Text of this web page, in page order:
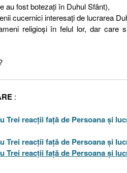
au fost botezaţi în Duhul Sfânt),
cucernici interesaţi de lucrarea
religioşi în felul lor, dar care
:
Trei reacţii faţă de Persoana şi
Trei reacţii faţă de Persoana şi
Trei reacţii faţă de Persoana şi